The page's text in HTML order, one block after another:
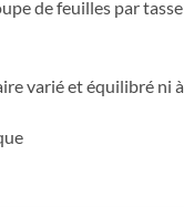
de feuilles par
varié et équilibré ni